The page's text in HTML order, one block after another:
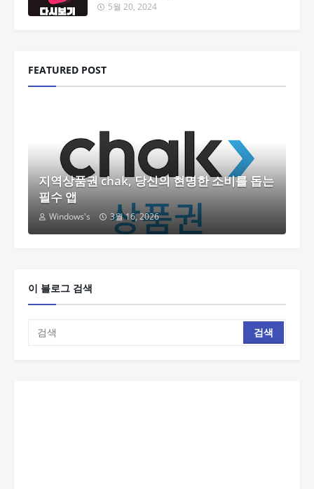
5월 20, 2024
FEATURED POST
지역상품권 chak, 당신의 현명한 소비를 돕는
필수 앱
Windows's 3월 16, 2026
이 블로그 검색